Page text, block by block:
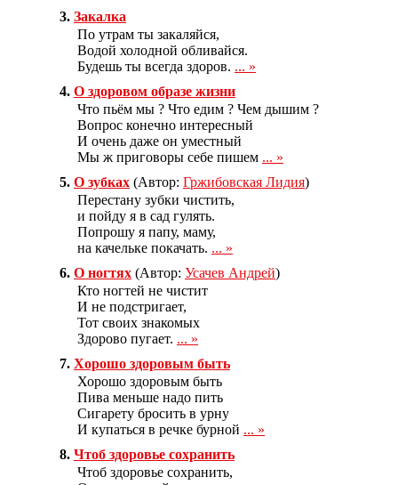
3. Закалка
По утрам ты закаляйся,
Водой холодной обливайся.
Будешь ты всегда здоров. ... »
4. О здоровом образе жизни
Что пьём мы ? Что едим ? Чем дышим ?
Вопрос конечно интересный
И очень даже он уместный
Мы ж приговоры себе пишем ... »
5. О зубках (Автор: Гржибовская Лидия)
Перестану зубки чистить,
и пойду я в сад гулять.
Попрошу я папу, маму,
на качельке покачать. ... »
6. О ногтях (Автор: Усачев Андрей)
Кто ногтей не чистит
И не подстригает,
Тот своих знакомых
Здорово пугает. ... »
7. Хорошо здоровым быть
Хорошо здоровым быть
Пива меньше надо пить
Сигарету бросить в урну
И купаться в речке бурной ... »
8. Чтоб здоровье сохранить
Чтоб здоровье сохранить,